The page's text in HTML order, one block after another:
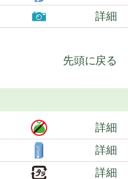
詳細
先頭に戻る
詳細
詳細
詳細